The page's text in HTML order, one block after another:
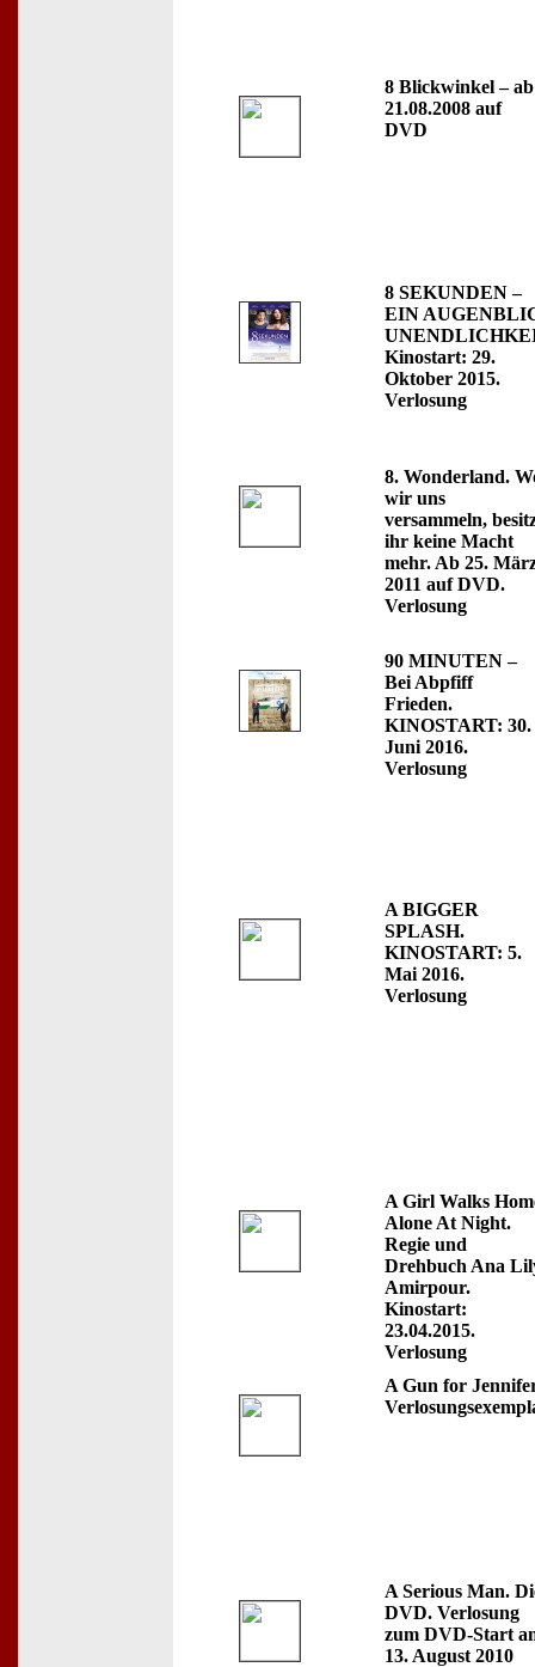
8 Blickwinkel – ab
21.08.2008 auf
DVD
8 SEKUNDEN –
EIN
Kinostart: 29.
Oktober 2015.
Verlosung
8. Wonderland.
wir uns
versammeln,
ihr keine Macht
mehr. Ab 25.
2011 auf DVD.
Verlosung
90 MINUTEN –
Bei Abpfiff
Frieden.
KINOSTART: 30.
Juni 2016.
Verlosung
A BIGGER
SPLASH.
KINOSTART: 5.
Mai 2016.
Verlosung
A Girl Walks
Alone At Night.
Regie und
Drehbuch Ana
Amirpour.
Kinostart:
23.04.2015.
Verlosung
A Gun for
A Serious Man.
DVD. Verlosung
zum DVD-Start
13. August 2010